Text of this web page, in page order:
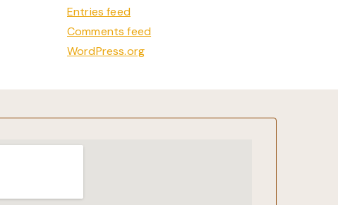
Entries feed
Comments feed
WordPress.org